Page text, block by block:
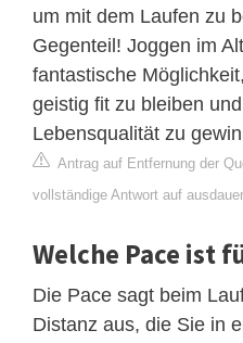
um mit dem Laufen zu
Gegenteil! Joggen im
fantastische
geistig fit zu bleiben
Lebensqualität zu
Antrag auf Entfernung der
vollständige Antwort auf
Welche Pace ist
Die Pace sagt beim
Distanz aus, die Sie in